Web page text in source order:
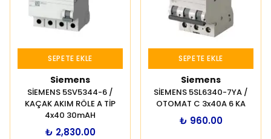
SEPETE EKLE
Siemens
SİEMENS 5SV5344-6 /
KAÇAK AKIM RÖLE A TİP
4x40 30mAH
₺ 2,830.00
SEPETE EKLE
Siemens
SİEMENS 5SL6340-7YA /
OTOMAT C 3x40A 6 KA
₺ 960.00